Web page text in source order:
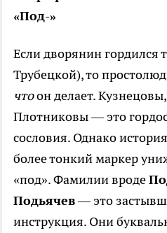
«Под-»
Если дворянин гордился
Трубецкой), то
чтоон делает.
Плотниковы — это
сословия. Однако
более тонкий маркер
«под». Фамилии вроде
Подьячев— это
инструкция. Они